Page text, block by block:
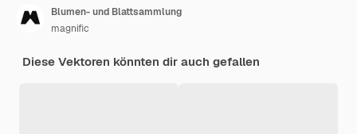
Blumen- und Blattsammlung
magnific
Diese Vektoren könnten dir auch gefallen